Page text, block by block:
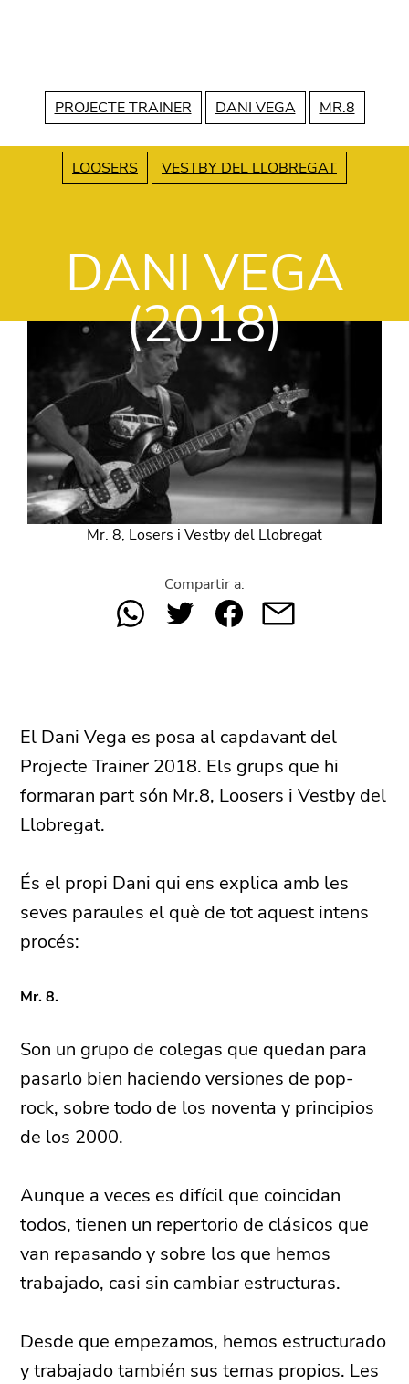
PROJECTE TRAINER DANI VEGA MR.8
LOOSERS VESTBY DEL LLOBREGAT
DANI VEGA
(2018)
Mr. 8, Losers i Vestby del Llobregat
Compartir a:
El Dani Vega es posa al capdavant del
Projecte Trainer 2018. Els grups que hi
formaran part són Mr.8, Loosers i Vestby del
Llobregat.
És el propi Dani qui ens explica amb les
seves paraules el què de tot aquest intens
procés:
Mr. 8.
Son un grupo de colegas que quedan para
pasarlo bien haciendo versiones de pop-
rock, sobre todo de los noventa y principios
de los 2000.
Aunque a veces es difícil que coincidan
todos, tienen un repertorio de clásicos que
van repasando y sobre los que hemos
trabajado, casi sin cambiar estructuras.
Desde que empezamos, hemos estructurado
y trabajado también sus temas propios. Les